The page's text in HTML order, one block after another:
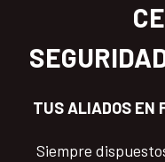
TUS ALIADOS EN
Siempre